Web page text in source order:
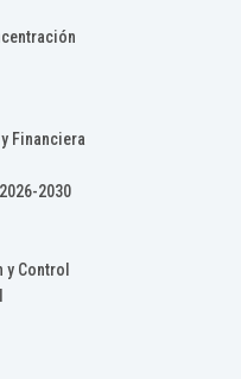
Financiera
2030
y Control